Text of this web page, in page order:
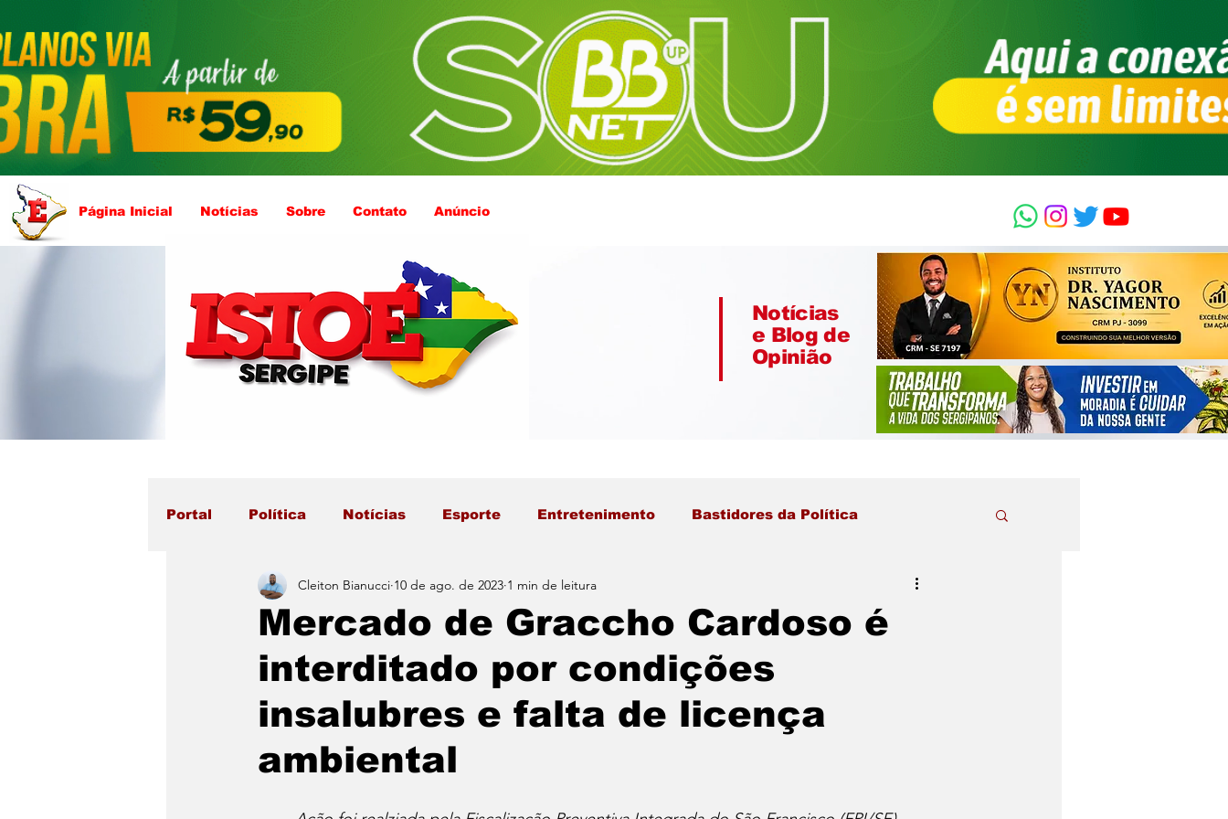
Página Inicial Notícias Sobre Contato Anúncio
Notícias
e Blog de
Opinião
Portal Política Notícias Esporte Entretenimento Bastidores da Política
Mercado de Graccho Cardoso é
interditado por condições
insalubres e falta de licença
ambiental
Cleiton Bianucci 10 de ago. de 2023 1 min de leitura